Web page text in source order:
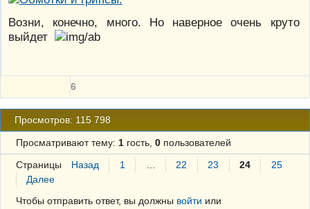
Возни, конечно, много. Но наверное очень круто
выйдет
6
Просмотров: 115 798
Просматривают тему: 1гость, 0пользователей
Страницы Назад 1 22 23 24
25
Далее
Чтобы отправить ответ, вы должны войти или